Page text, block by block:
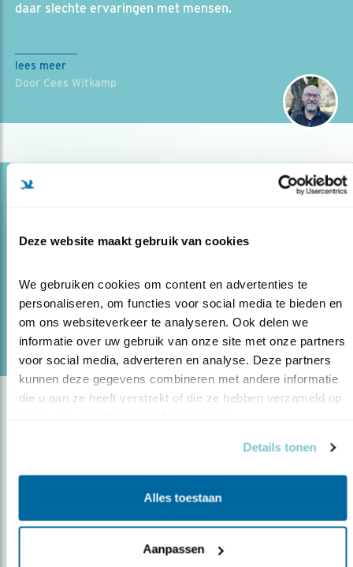
Deze website maakt gebruik van cookies
We gebruiken cookies om content en advertenties te
personaliseren, om functies voor social media te bieden en
om ons websiteverkeer te analyseren. Ook delen we
informatie over uw gebruik van onze site met onze partners
voor social media, adverteren en analyse. Deze partners
kunnen deze gegevens combineren met andere informatie
die u aan ze heeft verstrekt of die ze hebben verzameld op
Details tonen
Alles toestaan
Aanpassen
daar slechte ervaringen met mensen.
lees meer
Door Cees Witkamp
Blog
11.06.20Bijzondere waarneming in Groningen: zwarte
lees meer
Door Elvira Werkman
Op de hoogte blijven?
Meld je aan en ontvang nieuws, inspiratie, acties en tips